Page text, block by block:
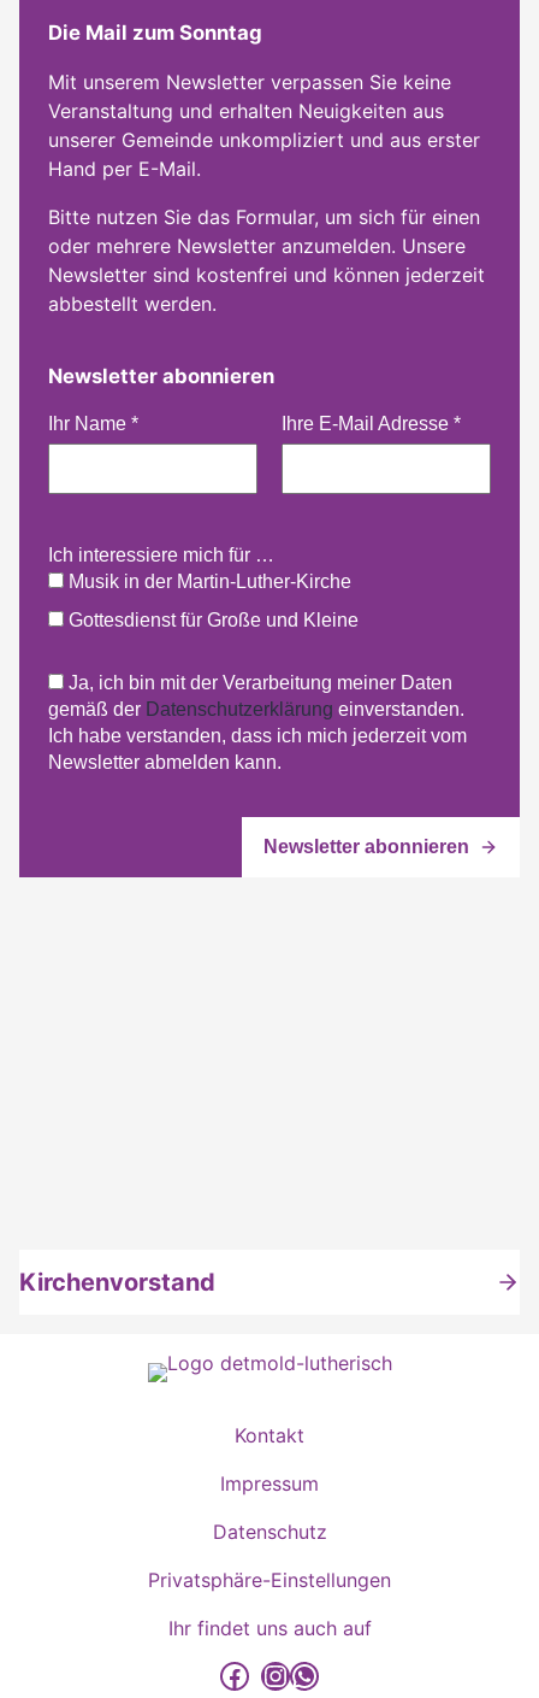
Die Mail zum Sonntag
Mit unserem Newsletter verpassen Sie keine
Veranstaltung und erhalten Neuigkeiten aus
unserer Gemeinde unkompliziert und aus erster
Hand per E-Mail.
Bitte nutzen Sie das Formular, um sich für einen
oder mehrere Newsletter anzumelden. Unsere
Newsletter sind kostenfrei und können jederzeit
abbestellt werden.
Newsletter abonnieren
Ihr Name * Ihre E-Mail Adresse *
Ich interessiere mich für …
Musik in der Martin-Luther-Kirche
Gottesdienst für Große und Kleine
Ja, ich bin mit der Verarbeitung meiner Daten
gemäß der Datenschutzerklärung einverstanden.
Ich habe verstanden, dass ich mich jederzeit vom
Newsletter abmelden kann.
Kirchenvorstand
Kontakt
Impressum
Datenschutz
Privatsphäre-Einstellungen
Ihr findet uns auch auf
detmold-lutherisch auf Facebook
detmold-lutherisch auf Instagram
detmold-lutherisch auf WhatsApp